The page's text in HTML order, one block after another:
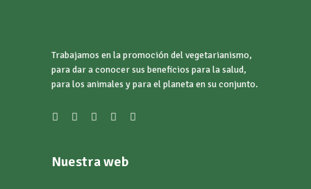
Trabajamos en la promoción del vegetarianismo,
para dar a conocer sus beneficios para la salud,
para los animales y para el planeta en su conjunto.
Nuestra web